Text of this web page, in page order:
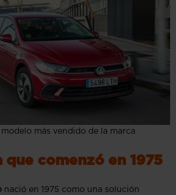
más vendido de la marca
que comenzó en 1975
nació en 1975 como una solución